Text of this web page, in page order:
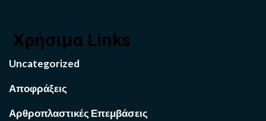
Χρήσιμα Links
Uncategorized
Αποφράξεις
Αρθροπλαστικές Επεμβάσεις